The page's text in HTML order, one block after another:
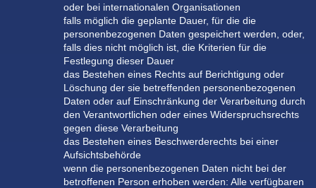
oder bei internationalen Organisationen
falls möglich die geplante Dauer, für die die
personenbezogenen Daten gespeichert werden, oder,
falls dies nicht möglich ist, die Kriterien für die
Festlegung dieser Dauer
das Bestehen eines Rechts auf Berichtigung oder
Löschung der sie betreffenden personenbezogenen
Daten oder auf Einschränkung der Verarbeitung durch
den Verantwortlichen oder eines Widerspruchsrechts
gegen diese Verarbeitung
das Bestehen eines Beschwerderechts bei einer
Aufsichtsbehörde
wenn die personenbezogenen Daten nicht bei der
betroffenen Person erhoben werden: Alle verfügbaren